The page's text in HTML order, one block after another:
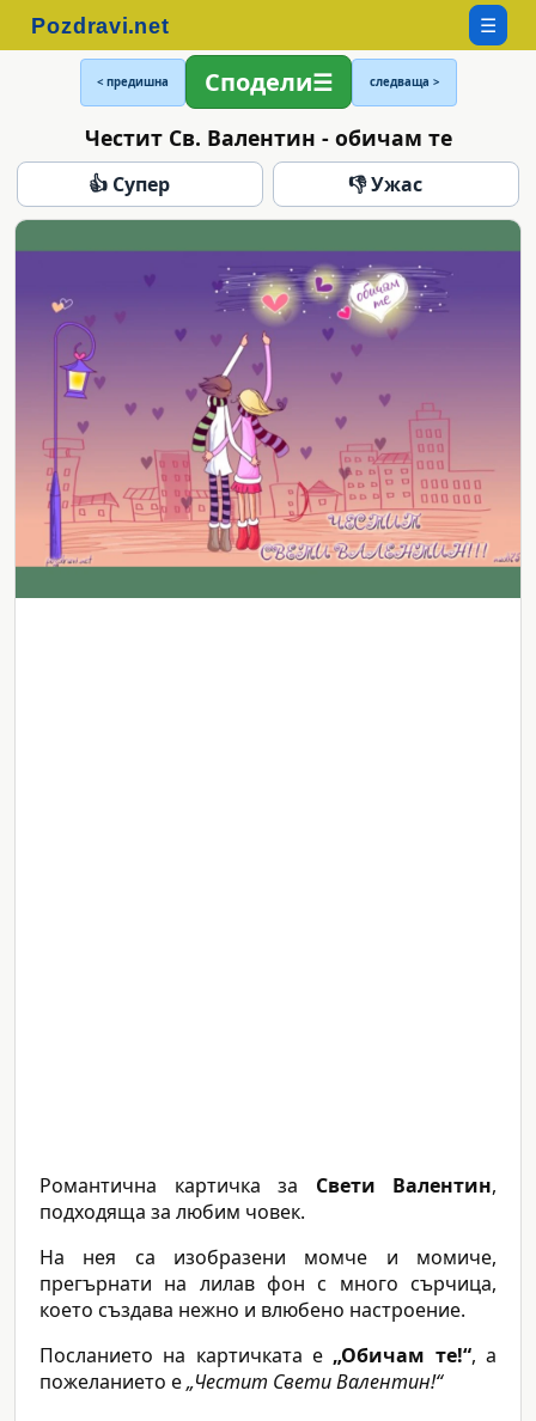
☰
< предишна Сподели следваща >
Честит Св. Валентин - обичам те
👍 Супер 👎 Ужас
Романтична картичка за Свети Валентин,
подходяща за любим човек.
На нея са изобразени момче и момиче,
прегърнати на лилав фон с много сърчица,
което създава нежно и влюбено настроение.
Посланието на картичката е „Обичам те!“, а
пожеланието е„Честит Свети Валентин!“